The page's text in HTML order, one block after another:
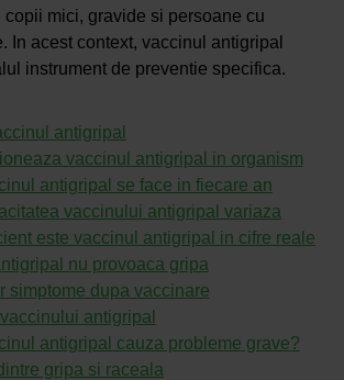
copii mici, gravide si persoane cu
In acest context, vaccinul antigripal
instrument de preventie specifica.
antigripal
vaccinul antigripal in organism
antigripal se face in fiecare an
vaccinului antigripal variaza
este vaccinul antigripal in cifre reale
nu provoaca gripa
simptome dupa vaccinare
antigripal
antigripal cauza probleme grave?
gripa si raceala